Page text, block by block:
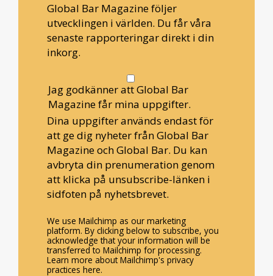
Global Bar Magazine följer
utvecklingen i världen. Du får våra
senaste rapporteringar direkt i din
inkorg.
Jag godkänner att Global Bar
Magazine får mina uppgifter.
Dina uppgifter används endast för
att ge dig nyheter från Global Bar
Magazine och Global Bar. Du kan
avbryta din prenumeration genom
att klicka på unsubscribe-länken i
sidfoten på nyhetsbrevet.
We use Mailchimp as our marketing
platform. By clicking below to subscribe, you
acknowledge that your information will be
transferred to Mailchimp for processing.
Learn more about Mailchimp's privacy
practices here.